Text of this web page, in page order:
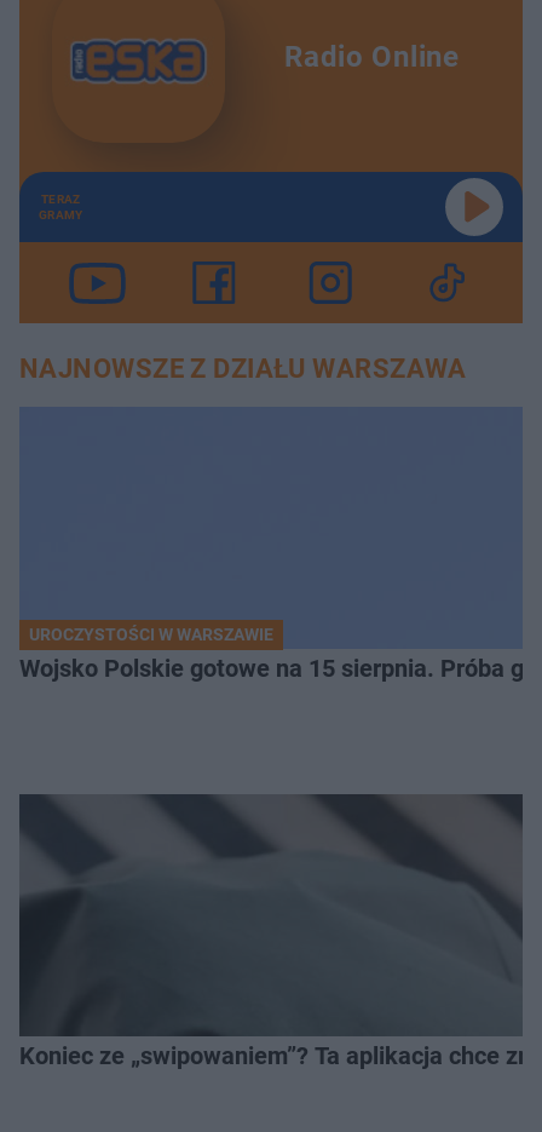
Radio Online
TERAZ
GRAMY
NAJNOWSZE Z DZIAŁU WARSZAWA
UROCZYSTOŚCI W WARSZAWIE
Wojsko Polskie gotowe na 15 sierpnia. Próba
Koniec ze „swipowaniem”? Ta aplikacja chce